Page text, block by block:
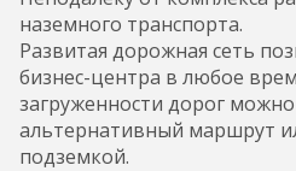
наземного транспорта.
Развитая дорожная сеть
бизнес-центра в любое
загруженности дорог
альтернативный маршрут
подземкой.